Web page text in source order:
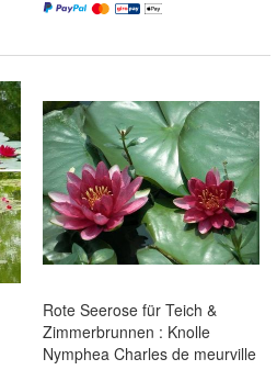
Rote Seerose für Teich &
Zimmerbrunnen : Knolle
Nymphea Charles de meurville